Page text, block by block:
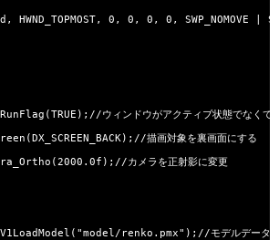
HWND_TOPMOST, 0, 0, 0, 0, SWP_NOMOVE |
ウィンドウがアクティブ状態でなくて
描画対象を裏画面にする
カメラを正射影に変更
renko.pmx");//モデルデータの